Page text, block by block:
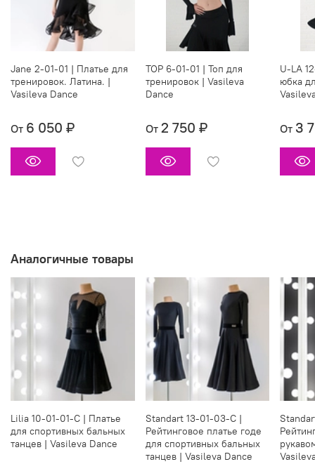
Jane 2-01-01 | Платье для
тренировок. Латина. |
Vasileva Dance
От 6 050 ₽
TOP 6-01-01 | Топ для
тренировок | Vasileva
Dance
От 2 750 ₽
U-LA
юбка
От 3
Аналогичные товары
Lilia 10-01-01-C | Платье
для спортивных бальных
танцев | Vasileva Dance
Standart 13-01-03-C |
Рейтинговое платье годе
для спортивных бальных
танцев | Vasileva Dance